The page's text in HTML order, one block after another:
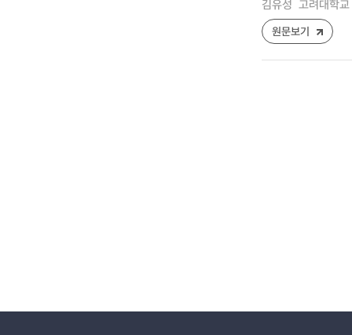
김유성 고려대학
원문보기